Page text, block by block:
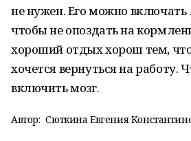
не нужен. Его можно
чтобы не опоздать на
хороший отдых хорош тем, что
хочется вернуться на работу.
включить мозг.
Автор: Сюткина Евгения